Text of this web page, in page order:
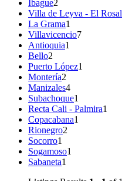
Ibague2
Villa de Leyva - El Rosal
La Grama1
Villavicencio7
Antioquia1
Bello2
Puerto López1
Montería2
Manizales4
Subachoque1
Recta Cali - Palmira1
Copacabana1
Rionegro2
Socorro1
Sogamoso1
Sabaneta1